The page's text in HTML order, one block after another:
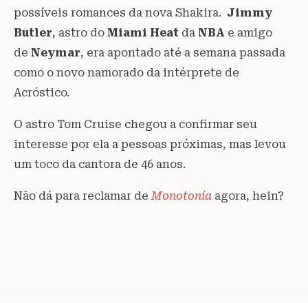
possíveis romances da nova Shakira. Jimmy
Butler, astro do Miami Heat da NBA e amigo
de Neymar, era apontado até a semana passada
como o novo namorado da intérprete de
Acróstico.
O astro Tom Cruise chegou a confirmar seu
interesse por ela a pessoas próximas, mas levou
um toco da cantora de 46 anos.
Não dá para reclamar deMonotonía agora, hein?